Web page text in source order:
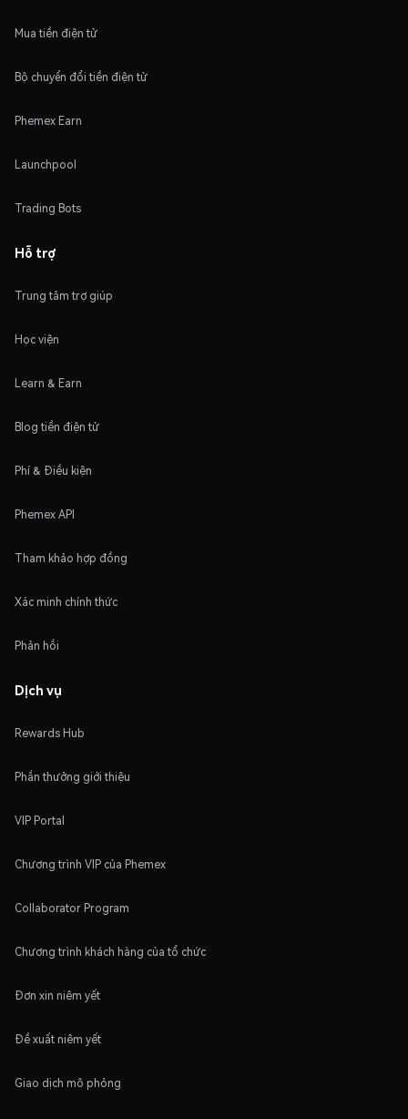
Mua tiền điện tử
Bộ chuyển đổi tiền điện tử
Phemex Earn
Launchpool
Trading Bots
Hỗ trợ
Trung tâm trợ giúp
Học viện
Learn & Earn
Blog tiền điện tử
Phí & Điều kiện
Phemex API
Tham khảo hợp đồng
Xác minh chính thức
Phản hồi
Dịch vụ
Rewards Hub
Phần thưởng giới thiệu
VIP Portal
Chương trình VIP của Phemex
Collaborator Program
Chương trình khách hàng của tổ chức
Đơn xin niêm yết
Đề xuất niêm yết
Giao dịch mô phỏng